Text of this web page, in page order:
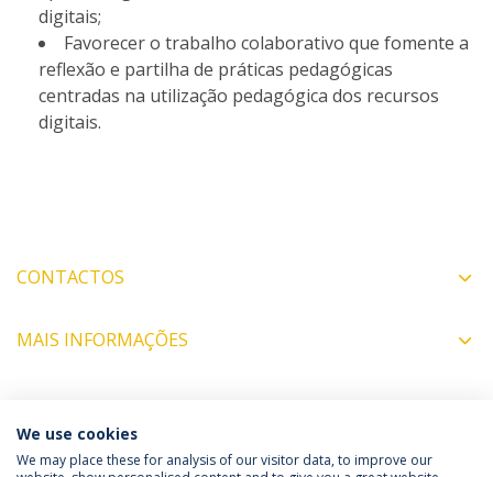
digitais;
Favorecer o trabalho colaborativo que fomente a
reflexão e partilha de práticas pedagógicas
centradas na utilização pedagógica dos recursos
digitais.
CONTACTOS
MAIS INFORMAÇÕES
COORDENADOR
We use cookies
We may place these for analysis of our visitor data, to improve our